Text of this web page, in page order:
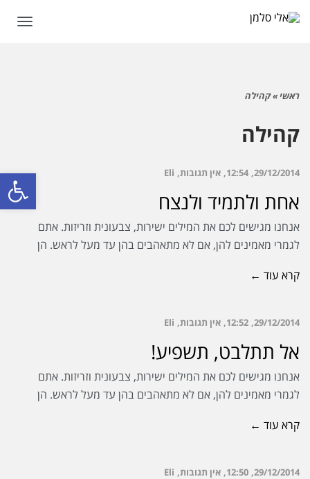
פתח
ראשי»קהילה
קהילה
29/12/2014
12:54 אין תגובות Eli
אחת ולתמיד ולנצח
אנחנו מגישים לכם את המילים ישירות, צבעונית וזריזות. אתם
לגמרי מאמינים להן, אם לא מתאהבים בהן עד מעל לראש. הן
קרא עוד ←
29/12/2014
12:52 אין תגובות Eli
אל תתלבט, תשפיע!
אנחנו מגישים לכם את המילים ישירות, צבעונית וזריזות. אתם
לגמרי מאמינים להן, אם לא מתאהבים בהן עד מעל לראש. הן
קרא עוד ←
29/12/2014
12:50 אין תגובות Eli